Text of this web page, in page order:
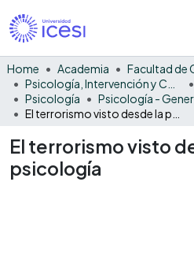
Home Academia
Facultad de
Psicología
Psicología -
El terrorismo visto
psicología